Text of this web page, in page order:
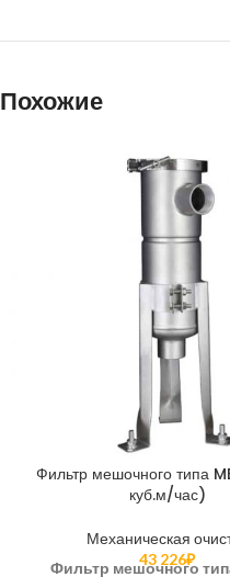
Похожие
Фильтр мешочного типа
куб.м/час)
Механическая
43 226₽
Фильтр мешочного